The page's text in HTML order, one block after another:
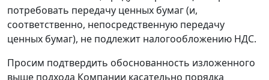
потребовать передачу ценных бумаг (и,
соответственно, непосредственную передачу
ценных бумаг), не подлежит налогообложению НДС.
Просим подтвердить обоснованность изложенного
выше подхода Компании касательно порядка